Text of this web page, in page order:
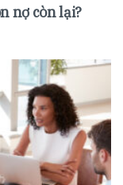
nợ còn lại?